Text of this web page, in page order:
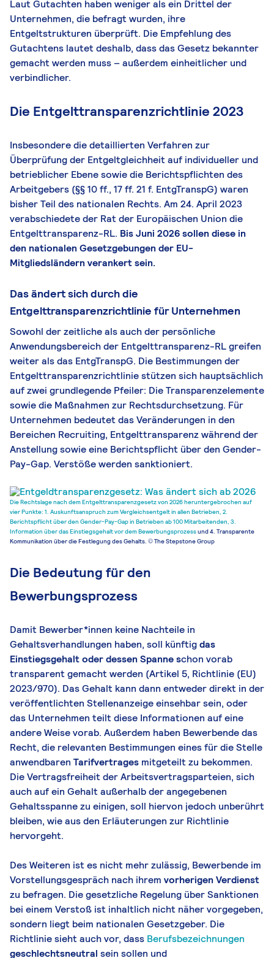
Laut Gutachten haben weniger als ein Drittel der
Unternehmen, die befragt wurden, ihre
Entgeltstrukturen überprüft. Die Empfehlung des
Gutachtens lautet deshalb, dass das Gesetz bekannter
gemacht werden muss – außerdem einheitlicher und
verbindlicher.
Die Entgelttransparenzrichtlinie 2023
Insbesondere die detaillierten Verfahren zur
Überprüfung der Entgeltgleichheit auf individueller und
betrieblicher Ebene sowie die Berichtspflichten des
Arbeitgebers (§§ 10 ff., 17 ff. 21 f. EntgTranspG) waren
bisher Teil des nationalen Rechts. Am 24. April 2023
verabschiedete der Rat der Europäischen Union die
Entgelttransparenz-RL. Bis Juni 2026 sollen diese in
den nationalen Gesetzgebungen der EU-
Mitgliedsländern verankert sein.
Das ändert sich durch die
Entgelttransparenzrichtlinie für Unternehmen
Sowohl der zeitliche als auch der persönliche
Anwendungsbereich der Entgelttransparenz-RL greifen
weiter als das EntgTranspG. Die Bestimmungen der
Entgelttransparenzrichtlinie stützen sich hauptsächlich
auf zwei grundlegende Pfeiler: Die Transparenzelemente
sowie die Maßnahmen zur Rechtsdurchsetzung. Für
Unternehmen bedeutet das Veränderungen in den
Bereichen Recruiting, Entgelttransparenz während der
Anstellung sowie eine Berichtspflicht über den Gender-
Pay-Gap. Verstöße werden sanktioniert.
Die Rechtslage nach dem Entgelttransparenzgesetz von 2026 heruntergebrochen auf
vier Punkte: 1. Auskunftsanspruch zum Vergleichsentgelt in allen Betrieben, 2.
Berichtspflicht über den Gender-Pay-Gap in Betrieben ab 100 Mitarbeitenden, 3.
Information über das Einstiegsgehalt vor demBewerbungsprozessund 4. Transparente
Kommunikation über die Festlegung des Gehalts. © The Stepstone Group
Die Bedeutung für den
Bewerbungsprozess
Damit Bewerber*innen keine Nachteile in
Gehaltsverhandlungen haben, soll künftigdas
Einstiegsgehalt oder dessen Spanne schon vorab
transparent gemacht werden (Artikel 5, Richtlinie (EU)
2023/970). Das Gehalt kann dann entweder direkt in der
veröffentlichten Stellenanzeige einsehbar sein, oder
das Unternehmen teilt diese Informationen auf eine
andere Weise vorab. Außerdem haben Bewerbende das
Recht, die relevanten Bestimmungen eines für die Stelle
anwendbaren Tarifvertrages mitgeteilt zu bekommen.
Die Vertragsfreiheit der Arbeitsvertragsparteien, sich
auch auf ein Gehalt außerhalb der angegebenen
Gehaltsspanne zu einigen, soll hiervon jedoch unberührt
bleiben, wie aus den Erläuterungen zur Richtlinie
hervorgeht.
Des Weiteren ist es nicht mehr zulässig, Bewerbende im
Vorstellungsgespräch nach ihrem vorherigen Verdienst
zu befragen. Die gesetzliche Regelung über Sanktionen
bei einem Verstoß ist inhaltlich nicht näher vorgegeben,
sondern liegt beim nationalen Gesetzgeber. Die
Richtlinie sieht auch vor, dass Berufsbezeichnungen
geschlechtsneutral sein sollen und